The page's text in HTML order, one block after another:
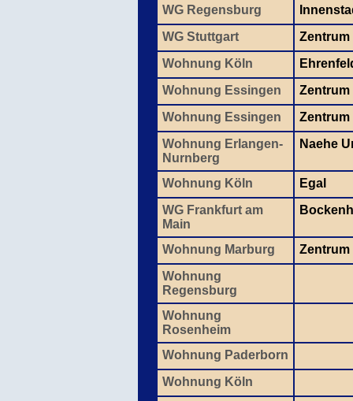
WG Regensburg
WG Stuttgart
Zentrum
Wohnung Köln
Wohnung Essingen
Zentrum
Wohnung Essingen
Zentrum
Wohnung Erlangen-
Nurnberg
Naehe
Wohnung Köln
Egal
WG Frankfurt am
Main
Wohnung Marburg
Zentrum
Wohnung
Regensburg
Wohnung
Rosenheim
Wohnung Paderborn
Wohnung Köln